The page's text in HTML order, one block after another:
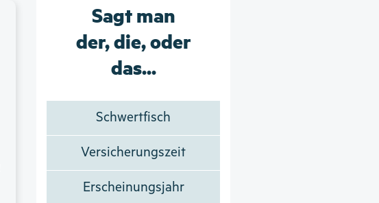
Sagt man
der, die, oder
das...
Schwertfisch
Versicherungszeit
Erscheinungsjahr